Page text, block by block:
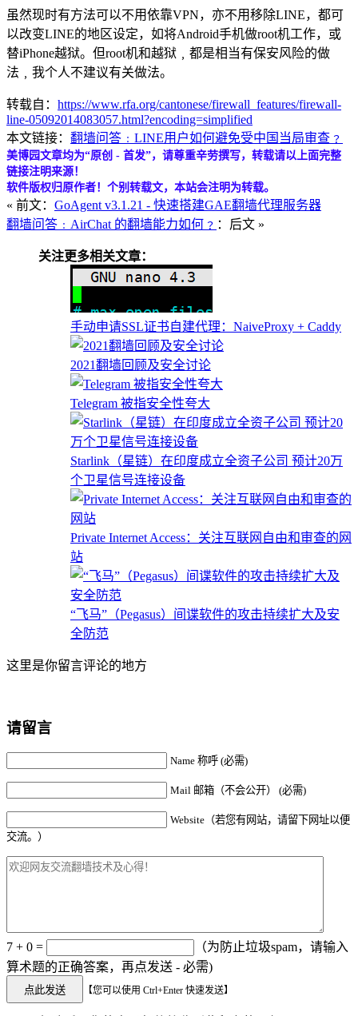
虽然现时有方法可以不用依靠VPN，亦不用移除LINE，都可
以改变LINE的地区设定，如将Android手机做root机工作，或
替iPhone越狱。但root机和越狱﹐都是相当有保安风险的做
法﹐我个人不建议有关做法。
转载自： https://www.rfa.org/cantonese/firewall_features/firewall-
line-05092014083057.html?encoding=simplified
本文链接： 翻墙问答﹕LINE用户如何避免受中国当局审查﹖
美博园文章均为“原创 - 首发”，请尊重辛劳撰写，转载请以上面完整
链接注明来源！
软件版权归原作者！个别转载文，本站会注明为转载。
« 前文： GoAgent v3.1.21 - 快速搭建GAE翻墙代理服务器
翻墙问答﹕AirChat 的翻墙能力如何﹖ ：后文 »
关注更多相关文章：
手动申请SSL证书自建代理：NaiveProxy + Caddy
2021翻墙回顾及安全讨论
Telegram 被指安全性夸大
Starlink（星链）在印度成立全资子公司 预计20万
个卫星信号连接设备
Private Internet Access：关注互联网自由和审查的网
站
“飞马”（Pegasus）间谍软件的攻击持续扩大及安
全防范
这里是你留言评论的地方
请留言
Name 称呼 (必需)
Mail 邮箱（不会公开） (必需)
Website（若您有网站，请留下网址以便
交流。）
7 + 0 =
（为防止垃圾spam，请输入
算术题的正确答案，再点发送 - 必需)
【您可以使用 Ctrl+Enter 快速发送】